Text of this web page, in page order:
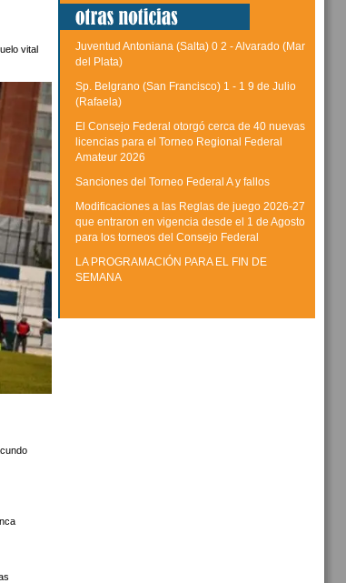
vital
Juventud Antoniana (Salta) 0 2 - Alvarado (Mar
del Plata)
Sp. Belgrano (San Francisco) 1 - 1 9 de Julio
(Rafaela)
El Consejo Federal otorgó cerca de 40 nuevas
licencias para el Torneo Regional Federal
Amateur 2026
Sanciones del Torneo Federal A y fallos
Modificaciones a las Reglas de juego 2026-27
que entraron en vigencia desde el 1 de Agosto
para los torneos del Consejo Federal
LA PROGRAMACIÓN PARA EL FIN DE
SEMANA